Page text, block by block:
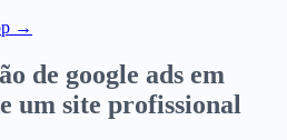
→
de google ads em
um site profissional